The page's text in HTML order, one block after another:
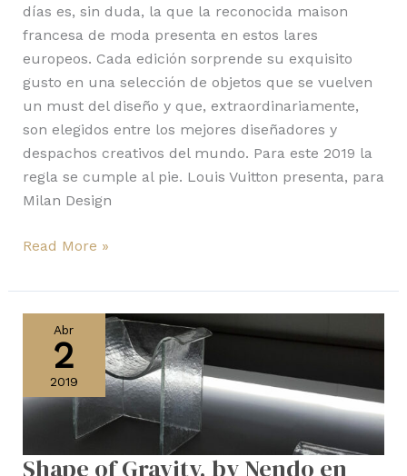
días es, sin duda, la que la reconocida maison
francesa de moda presenta en estos lares
europeos. Cada edición sorprende su exquisito
gusto en una selección de objetos que se vuelven
un must del diseño y que, extraordinariamente,
son elegidos entre los mejores diseñadores y
despachos creativos del mundo. Para este 2019 la
regla se cumple al pie. Louis Vuitton presenta, para
Milan Design
Read More »
Abr
2
2019
Shape of Gravity, by Nendo en
Gravity,
Nendo
en
Design